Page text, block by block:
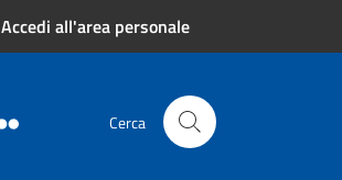
Accedi all'area personale
Cerca